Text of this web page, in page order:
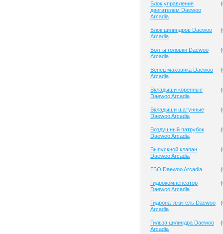
Блок управления
двигателем Daewoo
Arcadia
(
Блок цилиндров Daewoo
Arcadia
(
Болты головки Daewoo
Arcadia
(
Венец маховика Daewoo
Arcadia
(
Вкладыши коренные
Daewoo Arcadia
(
Вкладыши шатунные
Daewoo Arcadia
(
Воздушный патрубок
Daewoo Arcadia
(
Выпускной клапан
Daewoo Arcadia
(
ГБО Daewoo Arcadia (
Гидрокомпенсатор
Daewoo Arcadia
(
Гидронатяжитель Daewoo
Arcadia
(
Гильза цилиндра Daewoo
Arcadia
(